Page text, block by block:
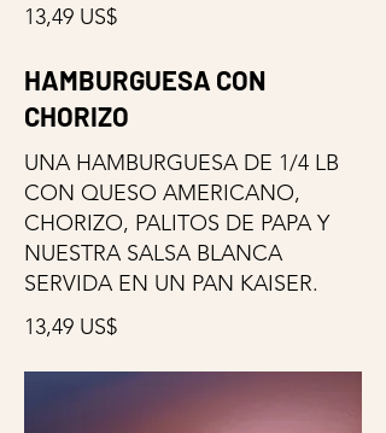
13,49 US$
HAMBURGUESA CON
CHORIZO
UNA HAMBURGUESA DE 1/4 LB
CON QUESO AMERICANO,
CHORIZO, PALITOS DE PAPA Y
NUESTRA SALSA BLANCA
SERVIDA EN UN PAN KAISER.
13,49 US$